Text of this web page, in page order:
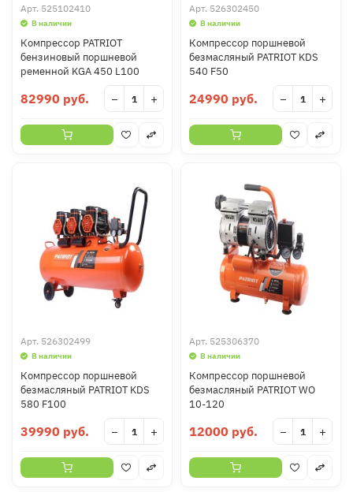
Арт. 525102410
В наличии
Компрессор PATRIOT
бензиновый поршневой
ременной KGA 450 L100
82990 руб. − +
Арт. 526302450
В наличии
Компрессор поршневой
безмасляный PATRIOT KDS
540 F50
24990 руб. − +
Арт. 526302499
В наличии
Компрессор поршневой
безмасляный PATRIOT KDS
580 F100
39990 руб. − +
Арт. 525306370
В наличии
Компрессор поршневой
безмасляный PATRIOT WO
10-120
12000 руб. − +